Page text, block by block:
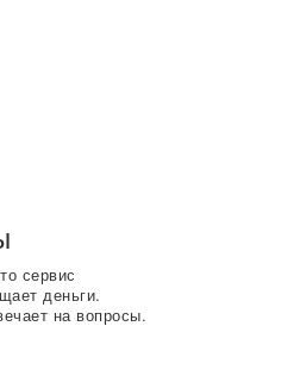
сервис
деньги.
на вопросы.